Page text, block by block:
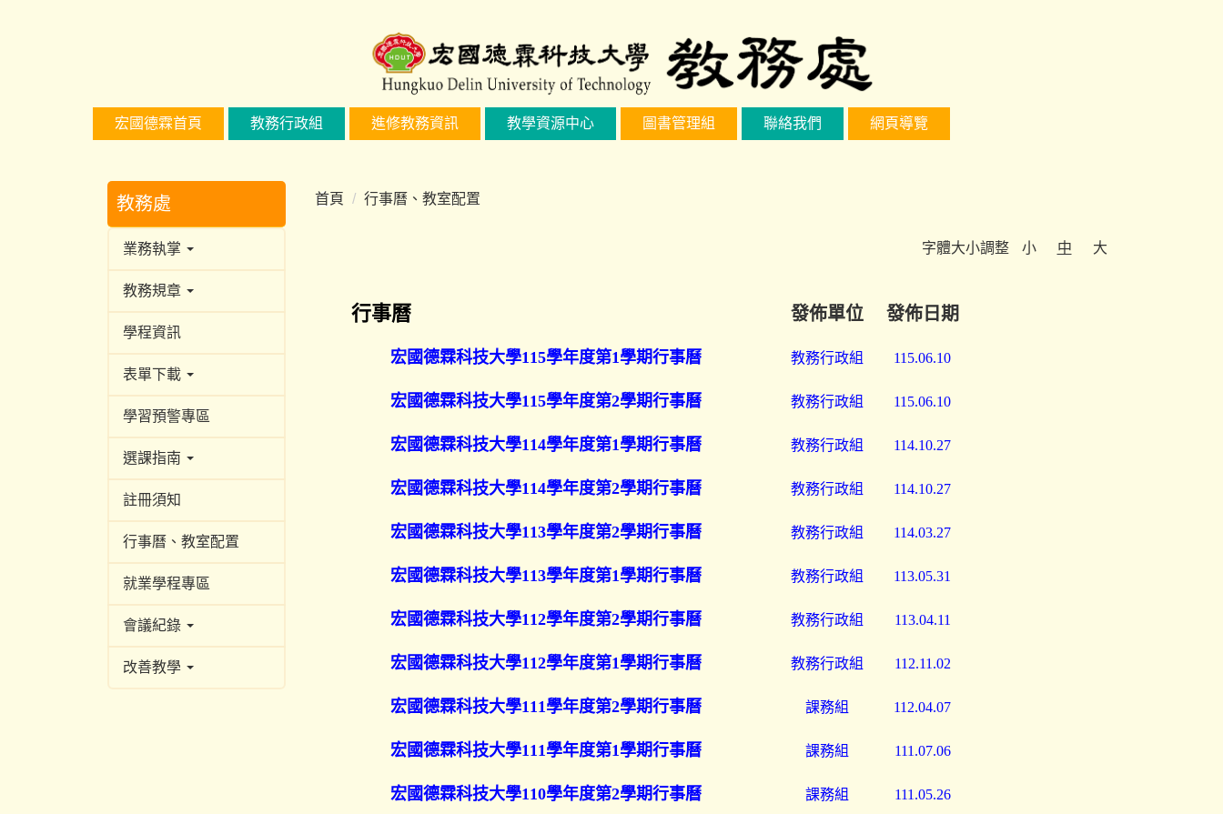
宏國德霖首頁 教務行政組 進修教務資訊 教學資源中心 圖書管理組 聯絡我們 網頁導覽
教務處
業務執掌
教務規章
學程資訊
表單下載
學習預警專區
選課指南
註冊須知
行事曆、教室配置
就業學程專區
會議紀錄
改善教學
首頁 行事曆、教室配置
字體大小調整 小 中 大
行事曆 發佈單位 發佈日期
宏國德霖科技大學115學年度第1學期行事曆 教務行政組 115.06.10
宏國德霖科技大學115學年度第2學期行事曆 教務行政組 115.06.10
宏國德霖科技大學114學年度第1學期行事曆 教務行政組 114.10.27
宏國德霖科技大學114學年度第2學期行事曆 教務行政組 114.10.27
宏國德霖科技大學113學年度第2學期行事曆 教務行政組 114.03.27
宏國德霖科技大學113學年度第1學期行事曆 教務行政組 113.05.31
宏國德霖科技大學112學年度第2學期行事曆 教務行政組 113.04.11
宏國德霖科技大學112學年度第1學期行事曆 教務行政組 112.11.02
宏國德霖科技大學111學年度第2學期行事曆 課務組 112.04.07
宏國德霖科技大學111學年度第1學期行事曆 課務組 111.07.06
宏國德霖科技大學110學年度第2學期行事曆 課務組 111.05.26